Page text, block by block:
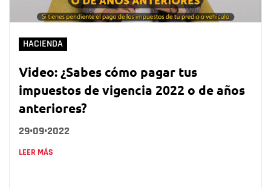
HACIENDA
Video: ¿Sabes cómo pagar tus
impuestos de vigencia 2022 o de años
anteriores?
29•09•2022
LEER MÁS